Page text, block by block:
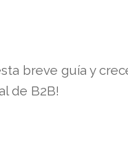
breve guía y
de B2B!